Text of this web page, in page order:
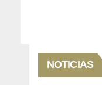
NOTICIAS